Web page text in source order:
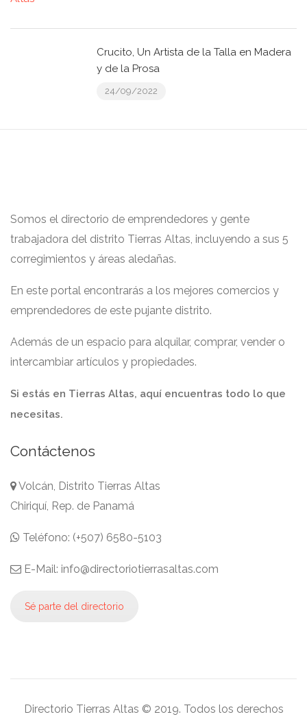
Crucito, Un Artista de la Talla en Madera
y de la Prosa
24/09/2022
Somos el directorio de emprendedores y gente
trabajadora del distrito Tierras Altas, incluyendo a sus 5
corregimientos y áreas aledañas.
En este portal encontrarás a los mejores comercios y
emprendedores de este pujante distrito.
Además de un espacio para alquilar, comprar, vender o
intercambiar artículos y propiedades.
Si estás en Tierras Altas, aquí encuentras todo lo que
necesitas.
Contáctenos
Volcán, Distrito Tierras Altas
Chiriquí, Rep. de Panamá
Teléfono: (+507) 6580-5103
E-Mail: info@directoriotierrasaltas.com
Sé parte del directorio
Directorio Tierras Altas © 2019. Todos los derechos